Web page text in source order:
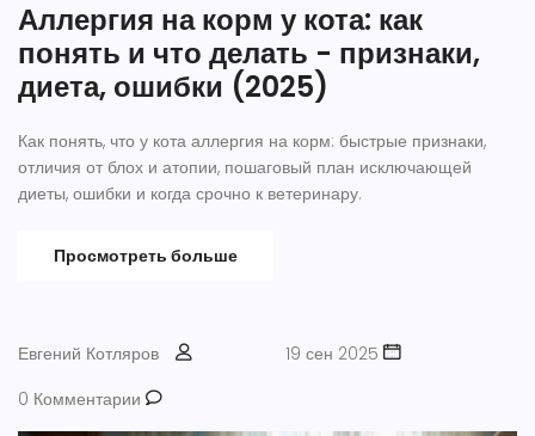
Аллергия на корм у кота: как
понять и что делать - признаки,
диета, ошибки (2025)
Как понять, что у кота аллергия на корм: быстрые признаки,
отличия от блох и атопии, пошаговый план исключающей
диеты, ошибки и когда срочно к ветеринару.
Просмотреть больше
Евгений Котляров
19 сен 2025
0 Комментарии